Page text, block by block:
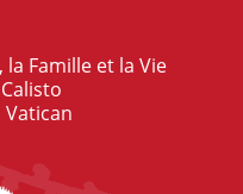
Famille et la Vie
Vatican